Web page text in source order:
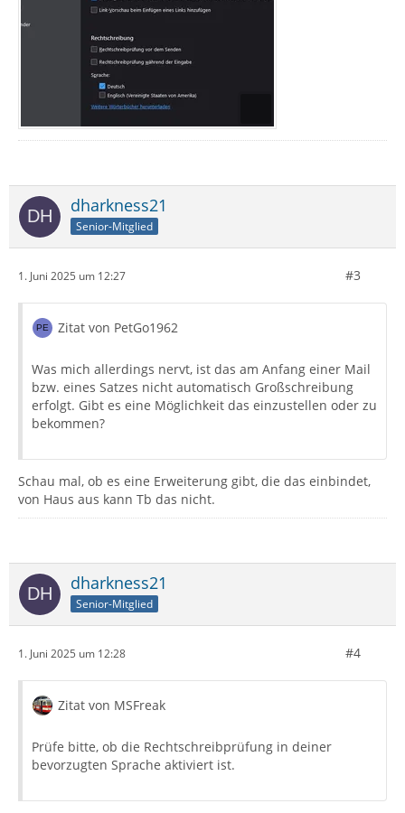
dharkness21
Senior-Mitglied
1. Juni 2025 um 12:27 #3
Zitat von PetGo1962
Was mich allerdings nervt, ist das am Anfang einer Mail
bzw. eines Satzes nicht automatisch Großschreibung
erfolgt. Gibt es eine Möglichkeit das einzustellen oder zu
bekommen?
Schau mal, ob es eine Erweiterung gibt, die das einbindet,
von Haus aus kann Tb das nicht.
dharkness21
Senior-Mitglied
1. Juni 2025 um 12:28 #4
Zitat von MSFreak
Prüfe bitte, ob die Rechtschreibprüfung in deiner
bevorzugten Sprache aktiviert ist.